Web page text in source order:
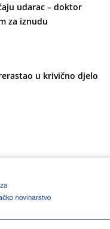
udarac – doktor
za iznudu
u krivično djelo